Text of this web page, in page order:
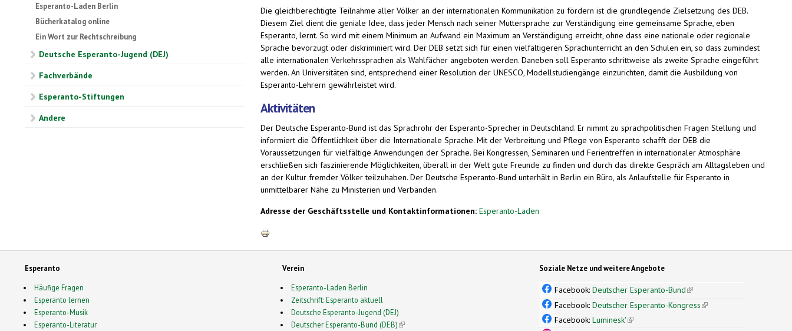
Esperanto-Laden Berlin
Bücherkatalog online
Ein Wort zur Rechtschreibung
Deutsche Esperanto-Jugend (DEJ)
Fachverbände
Esperanto-Stiftungen
Andere
Die gleichberechtigte Teilnahme aller Völker an der internationalen Kommunikation zu fördern ist die grundlegende Zielsetzung des DEB.
Diesem Ziel dient die geniale Idee, dass jeder Mensch nach seiner Muttersprache zur Verständigung eine gemeinsame Sprache, eben
Esperanto, lernt. So wird mit einem Minimum an Aufwand ein Maximum an Verständigung erreicht, ohne dass eine nationale oder regionale
Sprache bevorzugt oder diskriminiert wird. Der DEB setzt sich für einen vielfältigeren Sprachunterricht an den Schulen ein, so dass zumindest
alle internationalen Verkehrssprachen als Wahlfächer angeboten werden. Daneben soll Esperanto schrittweise als zweite Sprache eingeführt
werden. An Universitäten sind, entsprechend einer Resolution der UNESCO, Modellstudiengänge einzurichten, damit die Ausbildung von
Esperanto-Lehrern gewährleistet wird.
Aktivitäten
Der Deutsche Esperanto-Bund ist das Sprachrohr der Esperanto-Sprecher in Deutschland. Er nimmt zu sprachpolitischen Fragen Stellung und
informiert die Öffentlichkeit über die Internationale Sprache. Mit der Verbreitung und Pflege von Esperanto schafft der DEB die
Voraussetzungen für vielfältige Anwendungen der Sprache. Bei Kongressen, Seminaren und Ferientreffen in internationaler Atmosphäre
erschließen sich faszinierende Möglichkeiten, überall in der Welt gute Freunde zu finden und durch das direkte Gespräch am Alltagsleben und
an der Kultur fremder Völker teilzuhaben. Der Deutsche Esperanto-Bund unterhält in Berlin ein Büro, als Anlaufstelle für Esperanto in
unmittelbarer Nähe zu Ministerien und Verbänden.
Adresse der Geschäftsstelle und Kontaktinformationen: Esperanto-Laden
Esperanto
Häufige Fragen
Esperanto lernen
Esperanto-Musik
Esperanto-Literatur
Verein
Esperanto-Laden Berlin
Zeitschrift: Esperanto aktuell
Deutsche Esperanto-Jugend (DEJ)
Deutscher Esperanto-Bund (DEB)(link is external)
Soziale Netze und weitere Angebote
Facebook:Deutscher Esperanto-Bund(link is external)
Facebook:Deutscher Esperanto-Kongress(link is external)
Facebook:Luminesk'(link is external)